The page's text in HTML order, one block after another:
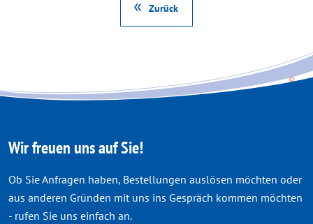
Zurück
Wir freuen uns auf Sie!
Ob Sie Anfragen haben, Bestellungen auslösen möchten oder
aus anderen Gründen mit uns ins Gespräch kommen möchten
- rufen Sie uns einfach an.